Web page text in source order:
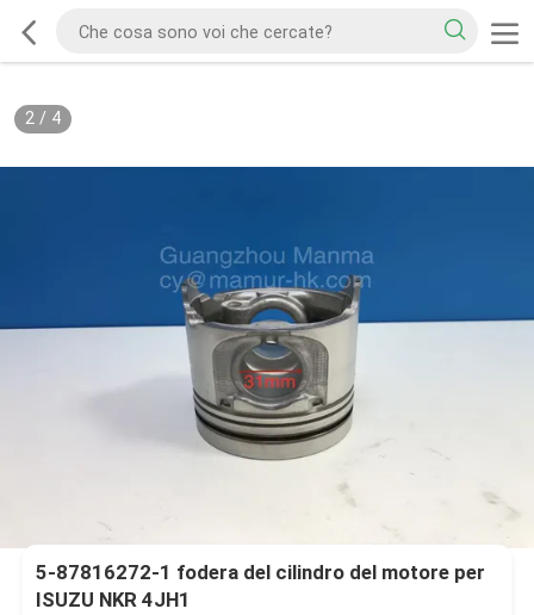
2/ 4
5-87816272-1 fodera del cilindro del motore per
ISUZU NKR 4JH1